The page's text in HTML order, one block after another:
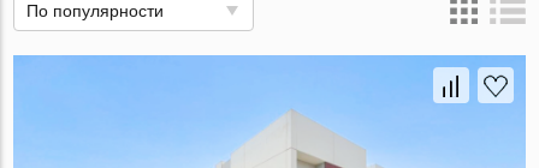
По популярности